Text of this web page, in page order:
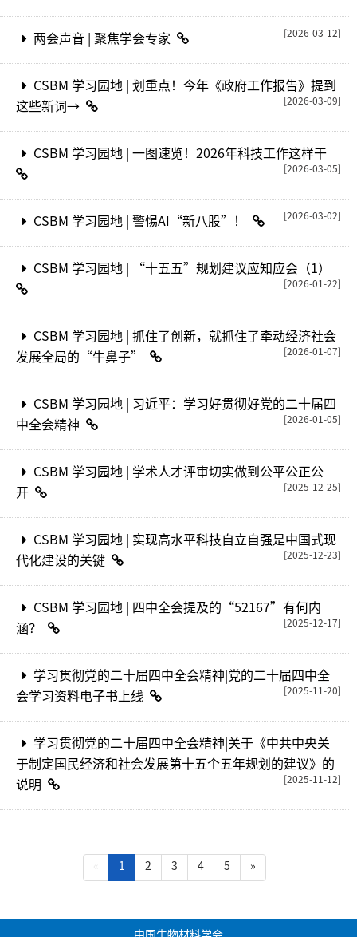
两会声音 | 聚焦学会专家 [2026-03-12]
CSBM 学习园地 | 划重点！今年《政府工作报告》提到
这些新词→
[2026-03-09]
CSBM 学习园地 | 一图速览！2026年科技工作这样干
[2026-03-05]
CSBM 学习园地 | 警惕AI“新八股”！ [2026-03-02]
CSBM 学习园地 | “十五五”规划建议应知应会（1）
[2026-01-22]
CSBM 学习园地 | 抓住了创新，就抓住了牵动经济社会
发展全局的“牛鼻子”
[2026-01-07]
CSBM 学习园地 | 习近平：学习好贯彻好党的二十届四
中全会精神
[2026-01-05]
CSBM 学习园地 | 学术人才评审切实做到公平公正公
开
[2025-12-25]
CSBM 学习园地 | 实现高水平科技自立自强是中国式现
代化建设的关键
[2025-12-23]
CSBM 学习园地 | 四中全会提及的“52167”有何内
涵？
[2025-12-17]
学习贯彻党的二十届四中全会精神|党的二十届四中全
会学习资料电子书上线
[2025-11-20]
学习贯彻党的二十届四中全会精神|关于《中共中央关
于制定国民经济和社会发展第十五个五年规划的建议》的
说明
[2025-11-12]
1 (current)
2 3 4 5 »